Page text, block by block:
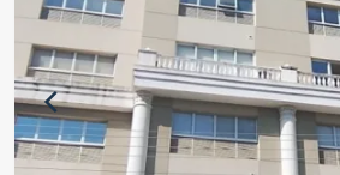
Sem vaga de garagem O imóvel já funcionou
como academia e também foi
Banco Bradesco, oferecendo
diferenciada para receber sua
Localização privilegiada no
fácil acesso, grande visibilidade